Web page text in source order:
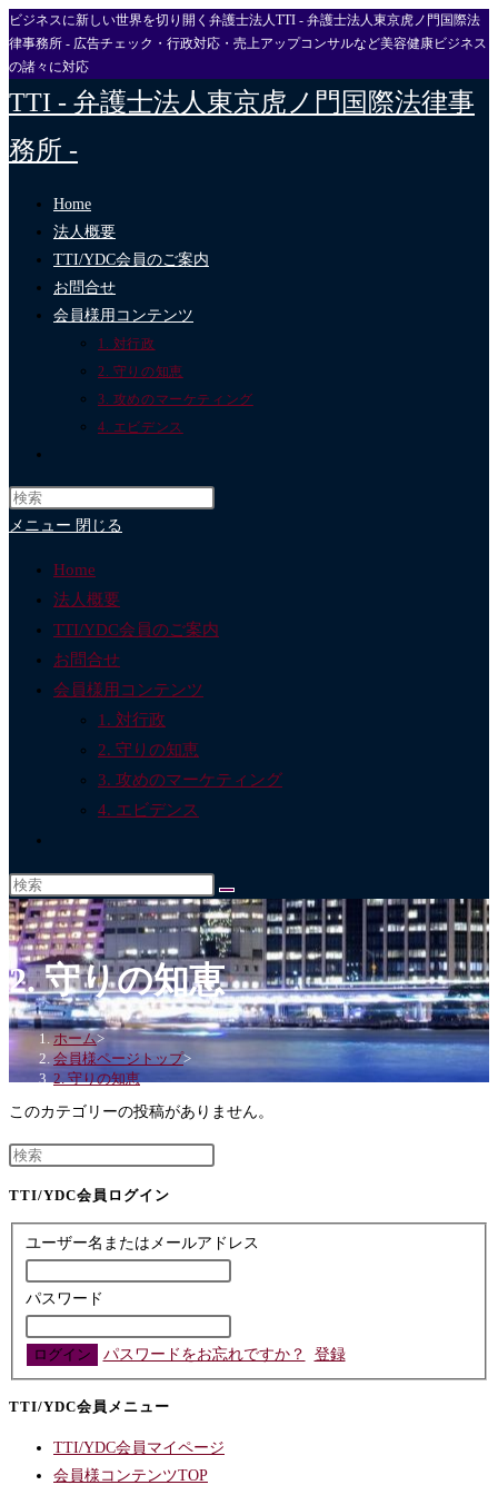
コ
ン
テ
へ
ビジネスに新しい世界を切り開く弁護士法人TTI - 弁護士法人東京虎ノ門国際法
律事務所 - 広告チェック・行政対応・売上アップコンサルなど美容健康ビジネス
の諸々に対応
TTI - 弁護士法人東京虎ノ門国際法律事
務所 -
Home
法人概要
TTI/YDC会員のご案内
お問合せ
会員様用コンテンツ
1. 対行政
2. 守りの知恵
3. 攻めのマーケティング
4. エビデンス
ブ
サ
イ
ト
の
メニュー 閉じる
Home
法人概要
TTI/YDC会員のご案内
お問合せ
会員様用コンテンツ
1. 対行政
2. 守りの知恵
3. 攻めのマーケティング
4. エビデンス
ブ
サ
イ
ト
の
検
索
を
グ
ル
2. 守りの知恵
ホーム>
会員様ページトップ>
2. 守りの知恵
このカテゴリーの投稿がありません。
TTI/YDC会員ログイン
ユーザー名またはメールアドレス
パスワード
パスワードをお忘れですか？ 登録
TTI/YDC会員メニュー
TTI/YDC会員マイページ
会員様コンテンツTOP